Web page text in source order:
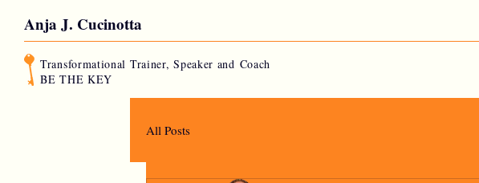
Anja J. Cucinotta
Transformational Trainer, Speaker and Coach
BE THE KEY
All Posts